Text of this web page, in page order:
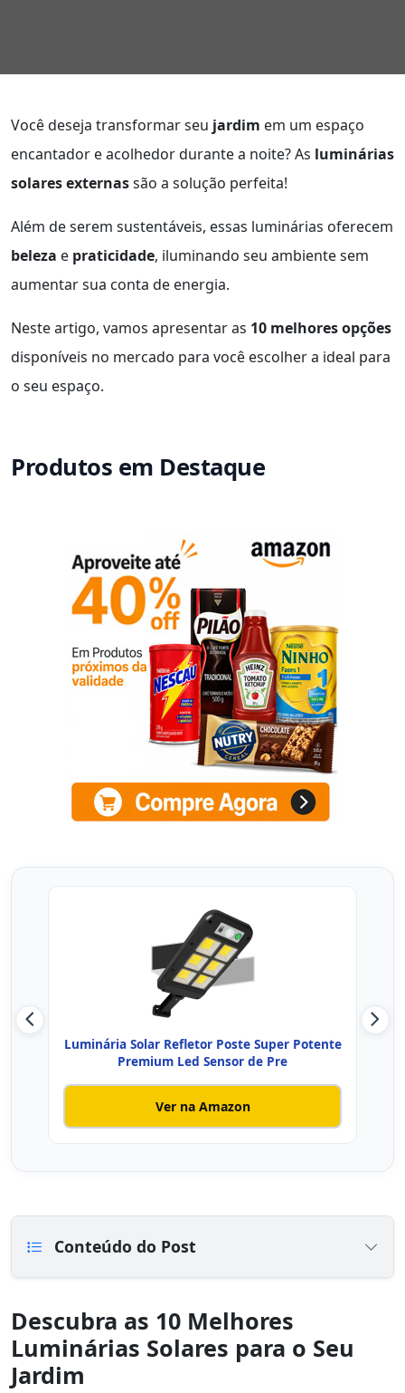
Você deseja transformar seu jardim em um espaço
encantador e acolhedor durante a noite? As luminárias
solares externassão a solução perfeita!
Além de serem sustentáveis, essas luminárias oferecem
beleza e praticidade, iluminando seu ambiente sem
aumentar sua conta de energia.
Neste artigo, vamos apresentar as 10 melhores opções
disponíveis no mercado para você escolher a ideal para
o seu espaço.
Produtos em Destaque
Luminária Solar Refletor Poste Super Potente
Premium Led Sensor de Pre
Ver na Amazon
Conteúdo do Post
Descubra as 10 Melhores
Luminárias Solares para o Seu
Jardim